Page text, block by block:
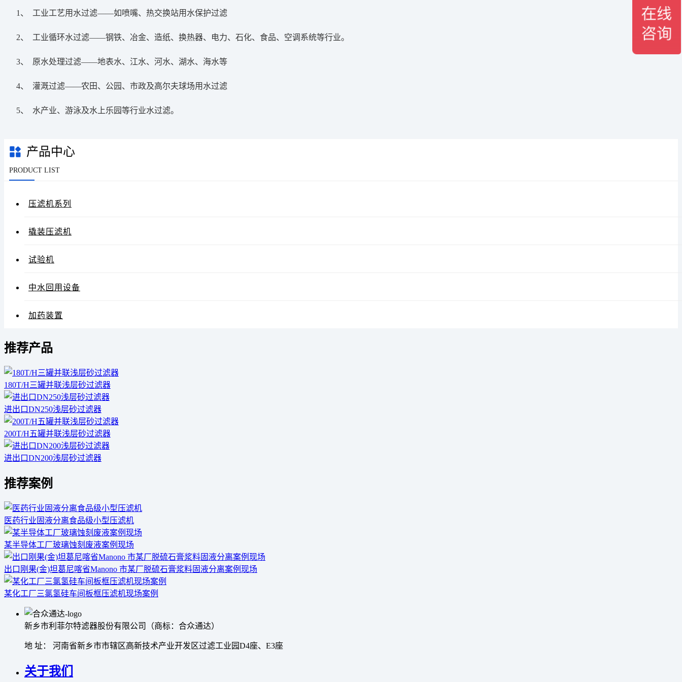
1、 工业工艺用水过滤——如喷嘴、热交换站用水保护过滤
2、 工业循环水过滤——钢铁、冶金、造纸、换热器、电力、石化、食品、空调系统等行业。
3、 原水处理过滤——地表水、江水、河水、湖水、海水等
4、 灌溉过滤——农田、公园、市政及高尔夫球场用水过滤
5、 水产业、游泳及水上乐园等行业水过滤。
产品中心
PRODUCT LIST
压滤机系列
撬装压滤机
试验机
中水回用设备
加药装置
推荐产品
180T/H三罐并联浅层砂过滤器
进出口DN250浅层砂过滤器
200T/H五罐并联浅层砂过滤器
进出口DN200浅层砂过滤器
推荐案例
医药行业固液分离食品级小型压滤机
某半导体工厂玻璃蚀刻废液案例现场
出口刚果(金)坦葛尼喀省Manono 市某厂脱硫石膏浆料固液分离案例现场
某化工厂三氯氢硅车间板框压滤机现场案例
新乡市利菲尔特滤器股份有限公司（商标：合众通达）
地 址： 河南省新乡市市辖区高新技术产业开发区过滤工业园D4座、E3座
关于我们